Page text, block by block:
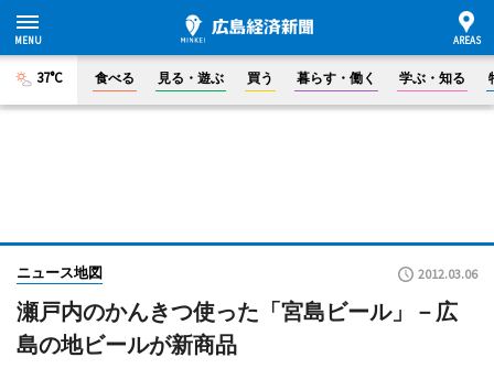
37°C 食べる 見る・遊ぶ 買う 暮らす・働く 学ぶ・知る
ニュース地図 2012.03.06
瀬戸内のかんきつ使った「宮島ビール」－広
島の地ビールが新商品